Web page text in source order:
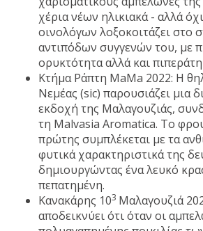
χέρια νέων ηλικιακά - αλλά
οινολόγων λοξοκοιτάζει στο
αντιπόδων συγγενών του, με
ορυκτότητα αλλά και
Κτήμα Ράπτη ΜaMa 2022: Η
Νεμέας (sic) παρουσιάζει μια
εκδοχή της Μαλαγουζιάς,
τη Malvasia Aromatica. Το
πρώτης συμπλέκεται με τα
φυτικά χαρακτηριστικά της
δημιουργώντας ένα λευκό
πεπατημένη.
Κανακάρης 103 Μαλαγουζιά
αποδεικνύει ότι όταν οι